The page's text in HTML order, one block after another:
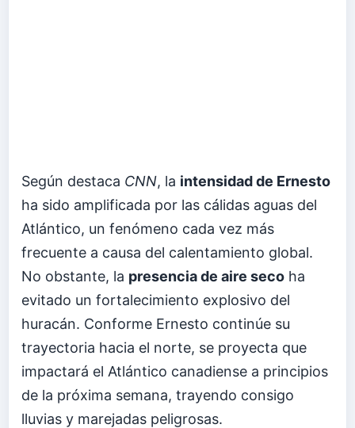
Según destaca CNN, la intensidad de Ernesto
ha sido amplificada por las cálidas aguas del
Atlántico, un fenómeno cada vez más
frecuente a causa del calentamiento global.
No obstante, la presencia de aire seco ha
evitado un fortalecimiento explosivo del
huracán. Conforme Ernesto continúe su
trayectoria hacia el norte, se proyecta que
impactará el Atlántico canadiense a principios
de la próxima semana, trayendo consigo
lluvias y marejadas peligrosas.